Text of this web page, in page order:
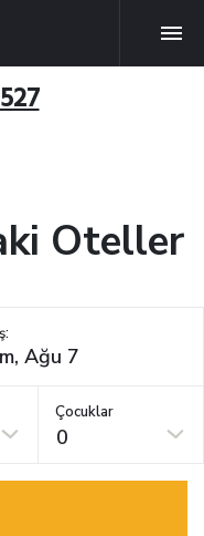
Oteller
Çocuklar
0